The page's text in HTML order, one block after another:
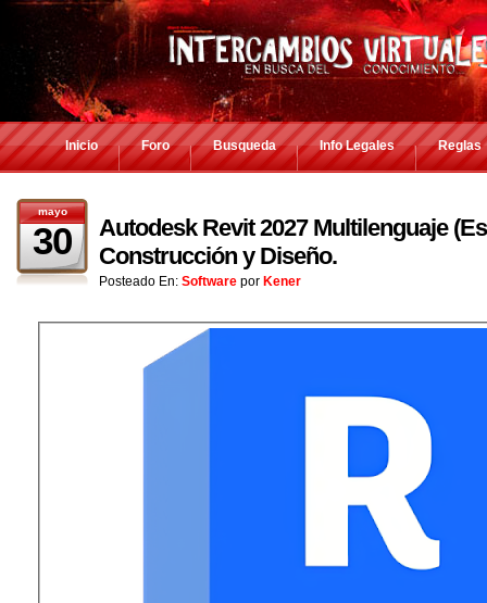
Inicio Foro Busqueda Info Legales Reglas
mayo
30
Autodesk Revit 2027 Multilenguaje
Construcción y Diseño.
Posteado En: Software por Kener